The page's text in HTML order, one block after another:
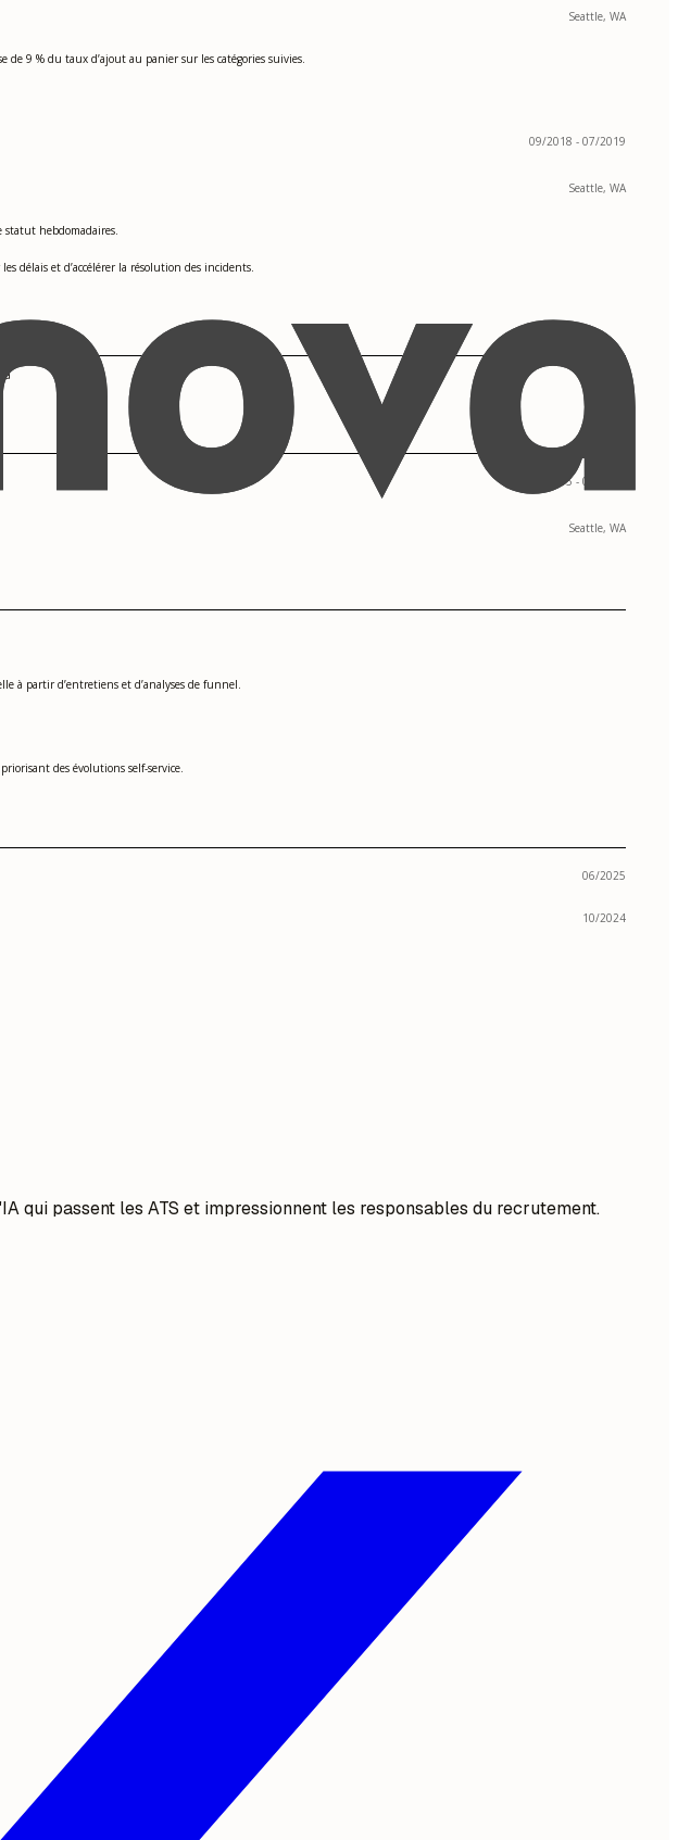
Seattle, WA
9 % du taux d’ajout au panier sur les catégories suivies.
09/2018 - 07/2019
Seattle, WA
statut hebdomadaires.
délais et d’accélérer la résolution des incidents.
09/2015 - 06/2017
Seattle, WA
à partir d’entretiens et d’analyses de funnel.
des évolutions self-service.
06/2025
10/2024
qui passent les ATS et impressionnent les responsables du recrutement.